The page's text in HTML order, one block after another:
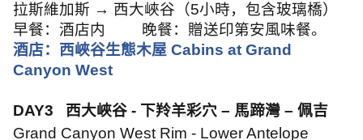
拉斯維加斯 → 西大峽谷（5小時，包含玻璃橋）
早餐：酒店内
晚餐：贈送印第安風味餐。
酒店：西峽谷生態木屋 Cabins at Grand
Canyon West
DAY3 西大峽谷 - 下羚羊彩穴 – 馬蹄灣 – 佩吉
Grand Canyon West Rim - Lower Antelope